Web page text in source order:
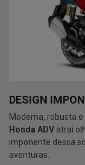
DESIGN
Moderna, robusta
Honda ADV atrai
imponente dessa
aventuras.